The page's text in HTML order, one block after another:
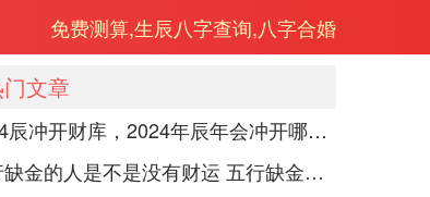
免费测算,生辰八字查询,八字合婚
文章
2024辰冲开财库，2024年辰年会冲开哪些人的财库
五行缺金的人是不是没有财运 五行缺金的人命运好不好